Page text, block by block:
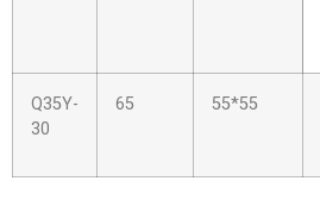
Q35Y-
30
65 55*55